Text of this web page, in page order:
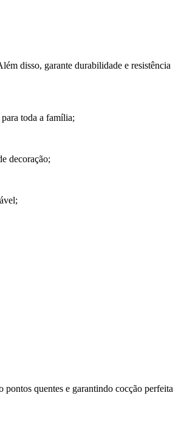
disso, garante durabilidade e resistência
toda a família;
decoração;
quentes e garantindo cocção perfeita